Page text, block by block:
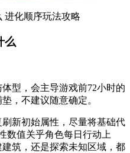
么
型，会主导游戏前72小时的
，不建议随意确定。
新初始属性，尽量将基础代
数值关乎角色每日行动上
筑，还是探索未知区域，都